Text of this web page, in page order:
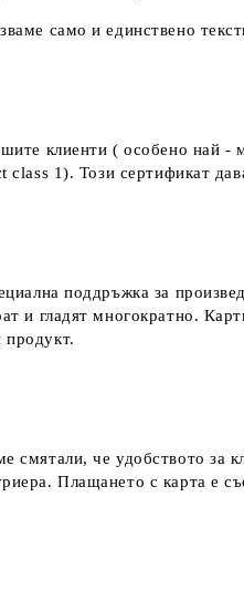
само и единствено
клиенти ( особено най
1). Този сертификат
поддръжка за
и гладят многократно.
смятали, че удобството за
Плащането с карта е